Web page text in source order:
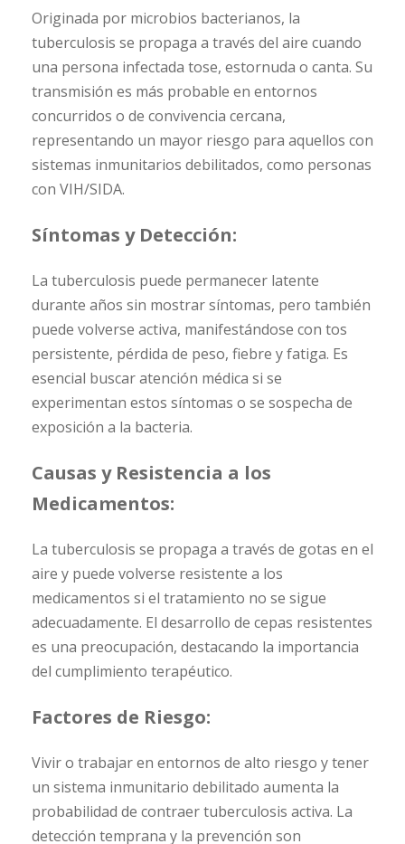
Originada por microbios bacterianos, la
tuberculosis se propaga a través del aire cuando
una persona infectada tose, estornuda o canta. Su
transmisión es más probable en entornos
concurridos o de convivencia cercana,
representando un mayor riesgo para aquellos con
sistemas inmunitarios debilitados, como personas
con VIH/SIDA.
Síntomas y Detección:
La tuberculosis puede permanecer latente
durante años sin mostrar síntomas, pero también
puede volverse activa, manifestándose con tos
persistente, pérdida de peso, fiebre y fatiga. Es
esencial buscar atención médica si se
experimentan estos síntomas o se sospecha de
exposición a la bacteria.
Causas y Resistencia a los
Medicamentos:
La tuberculosis se propaga a través de gotas en el
aire y puede volverse resistente a los
medicamentos si el tratamiento no se sigue
adecuadamente. El desarrollo de cepas resistentes
es una preocupación, destacando la importancia
del cumplimiento terapéutico.
Factores de Riesgo:
Vivir o trabajar en entornos de alto riesgo y tener
un sistema inmunitario debilitado aumenta la
probabilidad de contraer tuberculosis activa. La
detección temprana y la prevención son